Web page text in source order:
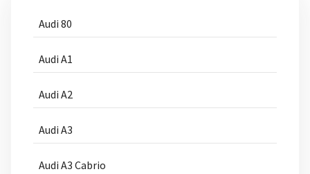
Audi 80
Audi A1
Audi A2
Audi A3
Audi A3 Cabrio